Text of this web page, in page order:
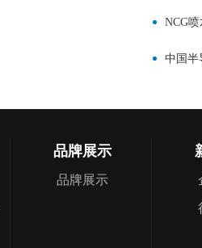
NCG
中国半
品牌展示
品牌展示